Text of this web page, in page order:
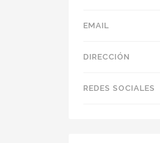
EMAIL
DIRECCIÓN
REDES SOCIALES